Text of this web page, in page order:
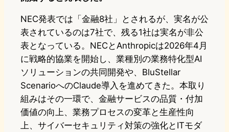
NEC発表では「金融8社」とされるが、実名が公
表されているのは7社で、残る1社は実名が非公
表となっている。NECとAnthropicは2026年4月
に戦略的協業を開始し、業種別の業務特化型AI
ソリューションの共同開発や、BluStellar
ScenarioへのClaude導入を進めてきた。本取り
組みはその一環で、金融サービスの品質・付加
価値の向上、業務プロセスの変革と生産性向
上、サイバーセキュリティ対策の強化とITモダ